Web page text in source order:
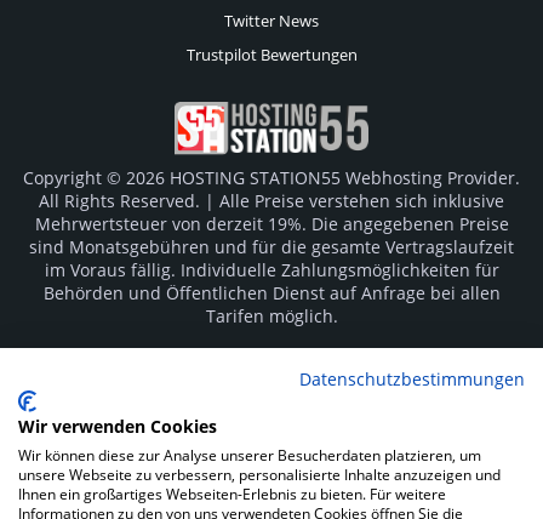
Twitter News
Trustpilot Bewertungen
Copyright © 2026 HOSTING STATION55 Webhosting Provider.
All Rights Reserved. | Alle Preise verstehen sich inklusive
Mehrwertsteuer von derzeit 19%. Die angegebenen Preise
sind Monatsgebühren und für die gesamte Vertragslaufzeit
im Voraus fällig. Individuelle Zahlungsmöglichkeiten für
Behörden und Öffentlichen Dienst auf Anfrage bei allen
Tarifen möglich.
Hersteller. Irrtümer vorbehalten.
SOCIAL MEDIA
Datenschutzbestimmungen
Wir verwenden Cookies
Wir können diese zur Analyse unserer Besucherdaten platzieren, um
unsere Webseite zu verbessern, personalisierte Inhalte anzuzeigen und
Ihnen ein großartiges Webseiten-Erlebnis zu bieten. Für weitere
Informationen zu den von uns verwendeten Cookies öffnen Sie die